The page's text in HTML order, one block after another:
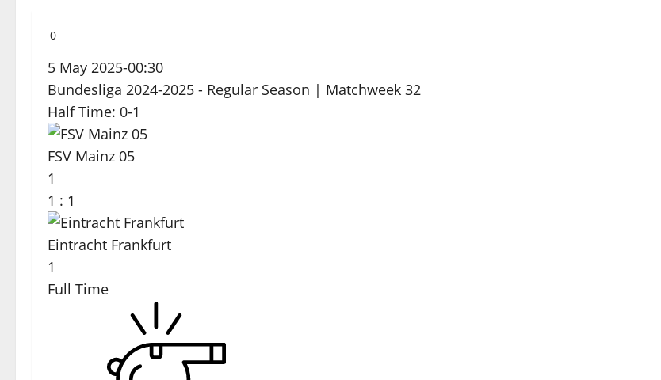
0
5 May 2025-00:30
Bundesliga 2024-2025 - Regular Season | Matchweek 32
Half Time: 0-1
FSV Mainz 05
1
1 : 1
Eintracht Frankfurt
1
Full Time